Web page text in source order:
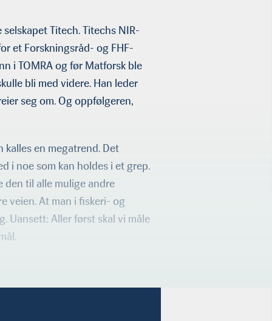
Titech. Titechs NIR-
et Forskningsråd- og FHF-
i TOMRA og før Matforsk ble
bli med videre. Han leder
seg om. Og oppfølgeren,
en megatrend. Det
i noe som kan holdes i et grep.
den til alle mulige andre
veien. At man i fiskeri- og
Uansett: Aller først skal vi måle